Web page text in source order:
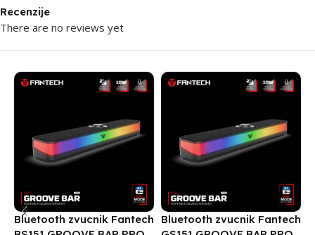
Recenzije
There are no reviews yet
Bluetooth zvucnik Fantech
Bluetooth zvucnik Fantech